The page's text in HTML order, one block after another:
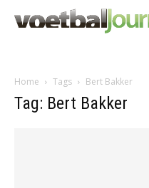
Home Tags Bert Bakker
Tag: Bert Bakker